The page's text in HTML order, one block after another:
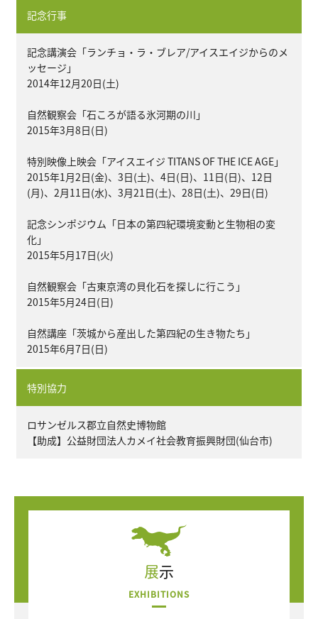
展示
EXHIBITIONS
記念行事
記念講演会「ランチョ・ラ・ブレア/アイスエイジからのメ
ッセージ」
2014年12月20日(土)
自然観察会「石ころが語る氷河期の川」
2015年3月8日(日)
特別映像上映会「アイスエイジ TITANS OF THE ICE AGE」
2015年1月2日(金)、3日(土)、4日(日)、11日(日)、12日
(月)、2月11日(水)、3月21日(土)、28日(土)、29日(日)
記念シンポジウム「日本の第四紀環境変動と生物相の変
化」
2015年5月17日(火)
自然観察会「古東京湾の貝化石を探しに行こう」
2015年5月24日(日)
自然講座「茨城から産出した第四紀の生き物たち」
2015年6月7日(日)
特別協力
ロサンゼルス郡立自然史博物館
【助成】公益財団法人カメイ社会教育振興財団(仙台市)